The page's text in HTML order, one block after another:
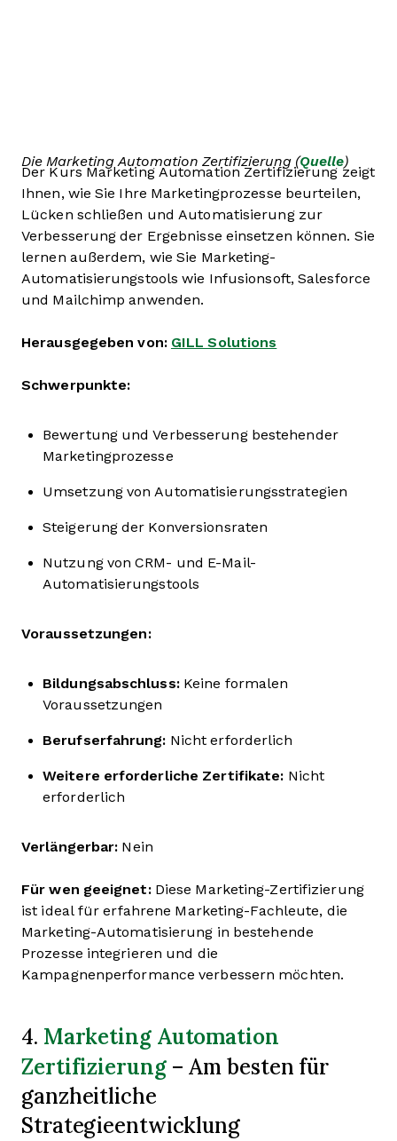
Die Marketing Automation Zertifizierung (Quelle)
Der Kurs Marketing Automation Zertifizierung zeigt
Ihnen, wie Sie Ihre Marketingprozesse beurteilen,
Lücken schließen und Automatisierung zur
Verbesserung der Ergebnisse einsetzen können. Sie
lernen außerdem, wie Sie Marketing-
Automatisierungstools wie Infusionsoft, Salesforce
und Mailchimp anwenden.
Herausgegeben von: GILL Solutions
Schwerpunkte:
Bewertung und Verbesserung bestehender
Marketingprozesse
Umsetzung von Automatisierungsstrategien
Steigerung der Konversionsraten
Nutzung von CRM- und E-Mail-
Automatisierungstools
Voraussetzungen:
Bildungsabschluss:Keine formalen
Voraussetzungen
Berufserfahrung: Nicht erforderlich
Weitere erforderliche Zertifikate: Nicht
erforderlich
Verlängerbar: Nein
Für wen geeignet:Diese Marketing-Zertifizierung
ist ideal für erfahrene Marketing-Fachleute, die
Marketing-Automatisierung in bestehende
Prozesse integrieren und die
Kampagnenperformance verbessern möchten.
4. Marketing Automation
Zertifizierung– Am besten für
ganzheitliche
Strategieentwicklung